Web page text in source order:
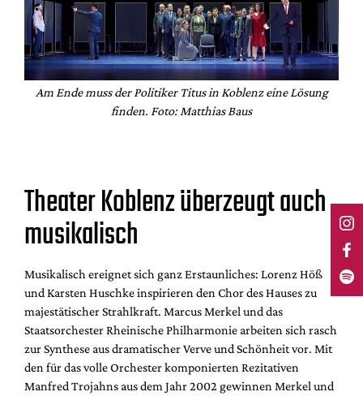
Am Ende muss der Politiker Titus in Koblenz eine Lösung
finden. Foto: Matthias Baus
Theater Koblenz überzeugt auch
musikalisch
Musikalisch ereignet sich ganz Erstaunliches: Lorenz Höß
und Karsten Huschke inspirieren den Chor des Hauses zu
majestätischer Strahlkraft. Marcus Merkel und das
Staatsorchester Rheinische Philharmonie arbeiten sich rasch
zur Synthese aus dramatischer Verve und Schönheit vor. Mit
den für das volle Orchester komponierten Rezitativen
Manfred Trojahns aus dem Jahr 2002 gewinnen Merkel und